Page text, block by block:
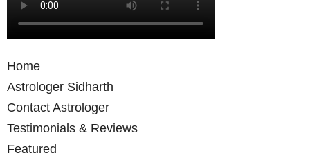
Home
Astrologer Sidharth
Contact Astrologer
Testimonials & Reviews
Featured